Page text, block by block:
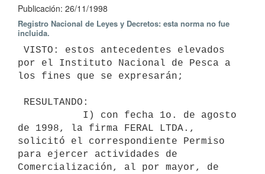
Publicación: 26/11/1998
Registro Nacional de Leyes y Decretos: esta norma no fue
incluida.
por el Instituto Nacional de Pesca a
los fines que se expresarán;
de 1998, la firma FERAL LTDA.,
solicitó el correspondiente Permiso
para ejercer actividades de
Comercialización, al por mayor, de